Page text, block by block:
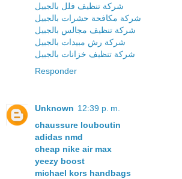
شركة تنظيف فلل بالجبيل
شركة مكافحة حشرات بالجبيل
شركة تنظيف مجالس بالجبيل
شركة رش مبيدات بالجبيل
شركة تنظيف خزانات بالجبيل
Responder
Unknown 12:39 p. m.
chaussure louboutin
adidas nmd
cheap nike air max
yeezy boost
michael kors handbags